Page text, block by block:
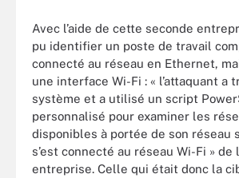
Avec l’aide de cette seconde
pu identifier un poste de travail
connecté au réseau en Ethernet,
une interface Wi-Fi : « l’attaquant a
système et a utilisé un script
personnalisé pour examiner les
disponibles à portée de son réseau
s’est connecté au réseau Wi-Fi » de
entreprise. Celle qui était donc la